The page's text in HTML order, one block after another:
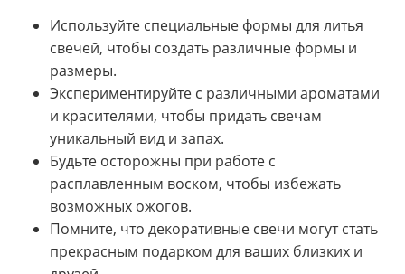
Используйте специальные формы для литья
свечей, чтобы создать различные формы и
размеры.
Экспериментируйте с различными ароматами
и красителями, чтобы придать свечам
уникальный вид и запах.
Будьте осторожны при работе с
расплавленным воском, чтобы избежать
возможных ожогов.
Помните, что декоративные свечи могут стать
прекрасным подарком для ваших близких и